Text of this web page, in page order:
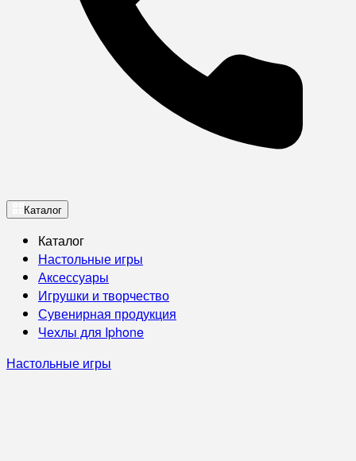
Каталог
Каталог
Настольные игры
Аксессуары
Игрушки и творчество
Сувенирная продукция
Чехлы для Iphone
Настольные игры